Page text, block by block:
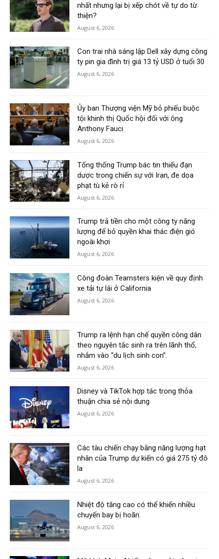
nhất nhưng lại bị xếp chót về tự do từ
thiện?
August 6, 2026
Con trai nhà sáng lập Dell xây dựng công
ty pin gia đình trị giá 13 tỷ USD ở tuổi 30
August 6, 2026
Ủy ban Thượng viện Mỹ bỏ phiếu buộc
tội khinh thị Quốc hội đối với ông
Anthony Fauci
August 6, 2026
Tổng thống Trump bác tin thiếu đạn
dược trong chiến sự với Iran, đe dọa
phạt tù kẻ rò rỉ
August 6, 2026
Trump trả tiền cho một công ty năng
lượng để bỏ quyền khai thác điện gió
ngoài khơi
August 6, 2026
Công đoàn Teamsters kiện về quy định
xe tải tự lái ở California
August 6, 2026
Trump ra lệnh hạn chế quyền công dân
theo nguyên tắc sinh ra trên lãnh thổ,
nhắm vào “du lịch sinh con”.
August 6, 2026
Disney và TikTok hợp tác trong thỏa
thuận chia sẻ nội dung
August 6, 2026
Các tàu chiến chạy bằng năng lượng hạt
nhân của Trump dự kiến có giá 275 tỷ đô
la
August 6, 2026
Nhiệt độ tăng cao có thể khiến nhiều
chuyến bay bị hoãn.
August 6, 2026